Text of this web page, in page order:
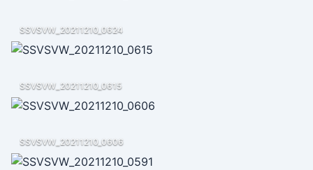
SSVSVW_20211210_0624
SSVSVW_20211210_0615
SSVSVW_20211210_0606